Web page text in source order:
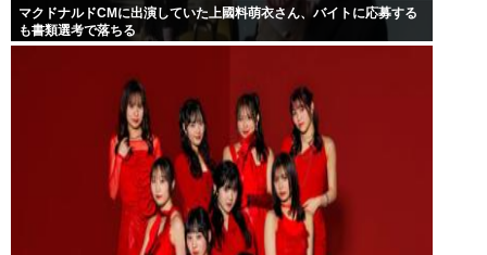
マクドナルドCMに出演していた上國料萌衣さん、バイトに応募する
も書類選考で落ちる